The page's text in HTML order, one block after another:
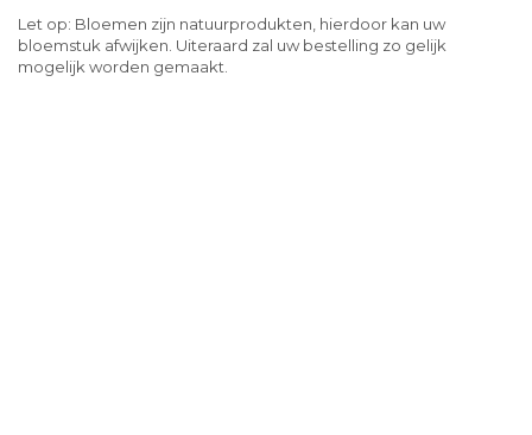
Let op: Bloemen zijn natuurprodukten, hierdoor kan uw
bloemstuk afwijken. Uiteraard zal uw bestelling zo gelijk
mogelijk worden gemaakt.